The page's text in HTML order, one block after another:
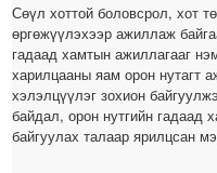
Сөүл хоттой боловсрол, хот
өргөжүүлэхээр ажиллаж
гадаад хамтын ажиллагааг
харилцааны яам орон нутагт
хэлэлцүүлэг зохион
байдал, орон нутгийн гадаад
байгуулах талаар ярилцсан